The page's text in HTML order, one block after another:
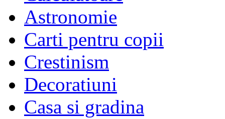
Astronomie
Carti pentru copii
Crestinism
Decoratiuni
Casa si gradina